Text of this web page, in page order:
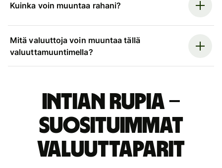
Kuinka voin muuntaa rahani?
Mitä valuuttoja voin muuntaa tällä
valuuttamuuntimella?
Intian rupia –
suosituimmat
valuuttaparit